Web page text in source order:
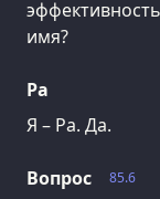
имя?
Ра
Я – Ра. Да.
85.6
Вопрос